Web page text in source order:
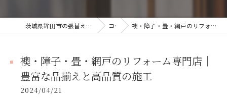
茨城県鉾田市の張替えなら張替本舗 金沢屋 大洗・鹿嶋店 コラム 襖・障子・畳・網戸のリフォーム専門店｜豊富な品揃えと高品質の施工
襖・障子・畳・網戸のリフォーム専門店｜
豊富な品揃えと高品質の施工
2024/04/21